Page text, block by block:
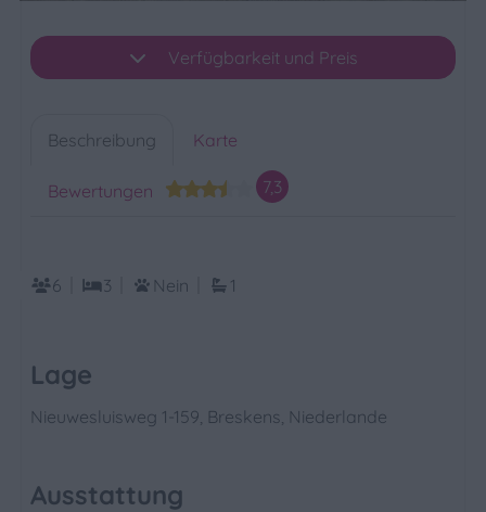
Verfügbarkeit und Preis
Beschreibung Karte
Bewertungen 7,3
6 3 Nein 1
Lage
Nieuwesluisweg 1-159, Breskens, Niederlande
Ausstattung